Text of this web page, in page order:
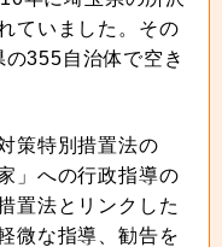
ていました。その
355自治体で空き
策特別措置法の
」への行政指導の
置法とリンクした
微な指導、勧告を